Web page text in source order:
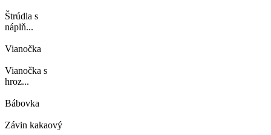
Štrúdla s
náplň...
Vianočka
Vianočka s
hroz...
Bábovka
Závin kakaový